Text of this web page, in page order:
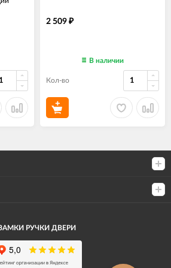
2 509 ₽
В наличии
Кол-во
РУЧКИ ДВЕРИ